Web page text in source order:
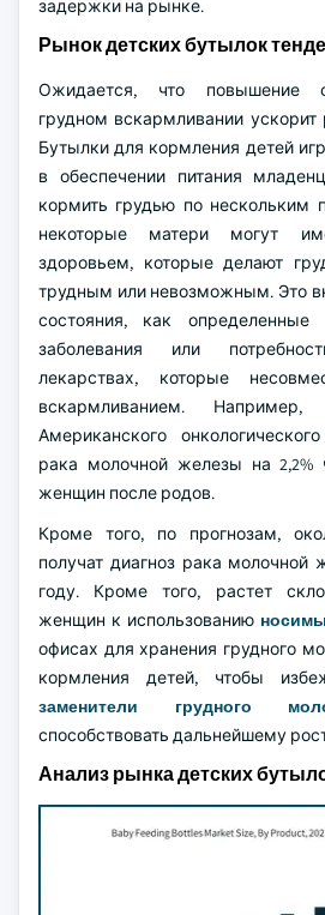
задержки на рынке.
Рынок детских бутылок
Ожидается, что повышение
грудном вскармливании
Бутылки для кормления детей
в обеспечении питания
кормить грудью по нескольким
некоторые матери могут
здоровьем, которые делают
трудным или невозможным. Это
состояния, как
заболевания или
лекарствах, которые
вскармливанием.
Американского
рака молочной железы на 2,2%
женщин после родов.
Кроме того, по прогнозам,
получат диагноз рака
году. Кроме того, растет
женщин к использованию
офисах для хранения грудного
кормления детей, чтобы
заменители грудного
способствовать дальнейшему
Анализ рынка детских